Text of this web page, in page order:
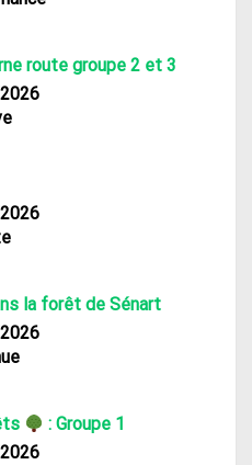
route groupe 2 et 3
la forêt de Sénart
: Groupe 1